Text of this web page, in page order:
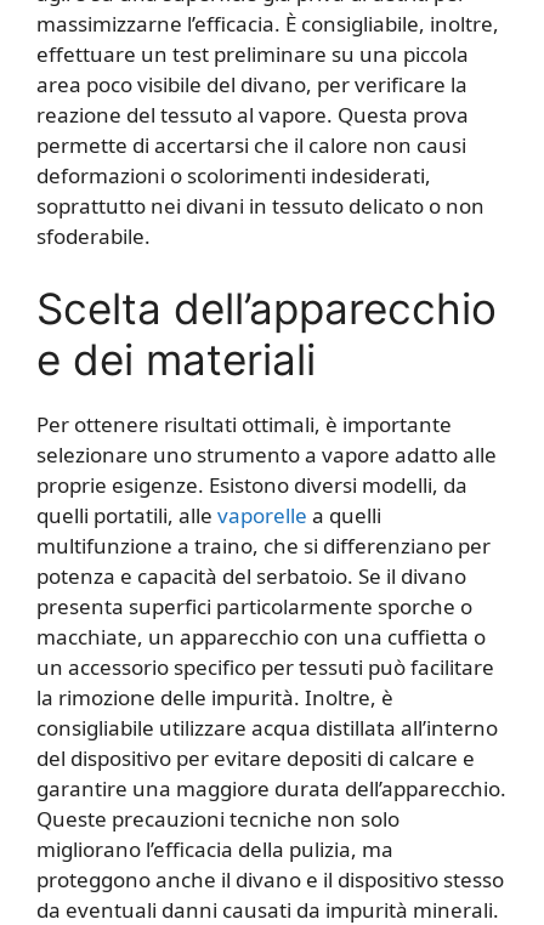
massimizzarne l’efficacia. È consigliabile, inoltre,
effettuare un test preliminare su una piccola
area poco visibile del divano, per verificare la
reazione del tessuto al vapore. Questa prova
permette di accertarsi che il calore non causi
deformazioni o scolorimenti indesiderati,
soprattutto nei divani in tessuto delicato o non
sfoderabile.
Scelta dell’apparecchio
e dei materiali
Per ottenere risultati ottimali, è importante
selezionare uno strumento a vapore adatto alle
proprie esigenze. Esistono diversi modelli, da
quelli portatili, alle vaporelle a quelli
multifunzione a traino, che si differenziano per
potenza e capacità del serbatoio. Se il divano
presenta superfici particolarmente sporche o
macchiate, un apparecchio con una cuffietta o
un accessorio specifico per tessuti può facilitare
la rimozione delle impurità. Inoltre, è
consigliabile utilizzare acqua distillata all’interno
del dispositivo per evitare depositi di calcare e
garantire una maggiore durata dell’apparecchio.
Queste precauzioni tecniche non solo
migliorano l’efficacia della pulizia, ma
proteggono anche il divano e il dispositivo stesso
da eventuali danni causati da impurità minerali.